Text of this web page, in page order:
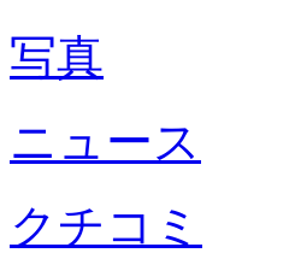
写真
ニュース
クチコミ